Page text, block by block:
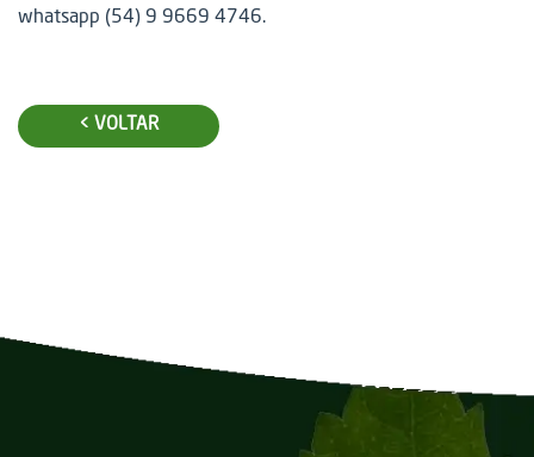
whatsapp (54) 9 9669 4746.
< VOLTAR